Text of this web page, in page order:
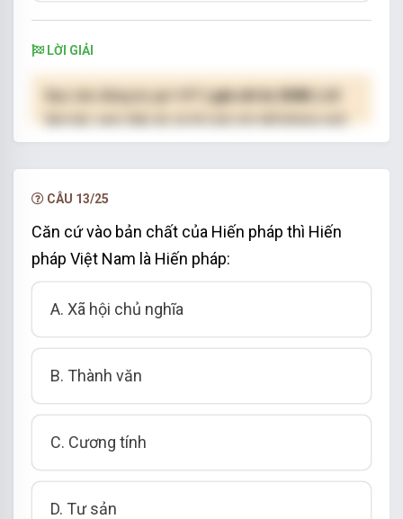
LỜI GIẢI
( giá chỉ từ 250K )
hạn.
CÂU 13/25
Căn cứ vào bản chất của Hiến pháp thì Hiến
pháp Việt Nam là Hiến pháp:
A. Xã hội chủ nghĩa
B. Thành văn
C. Cương tính
D. Tư sản